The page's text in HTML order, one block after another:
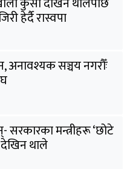
हेर्दै रास्वपा
अनावश्यक सञ्चय नगरौँः
सरकारका मन्त्रीहरू ‘छोटे
देखिन थाले